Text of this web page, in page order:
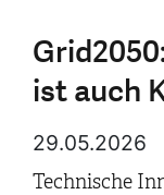
ist auch
29.05.2026
Technische